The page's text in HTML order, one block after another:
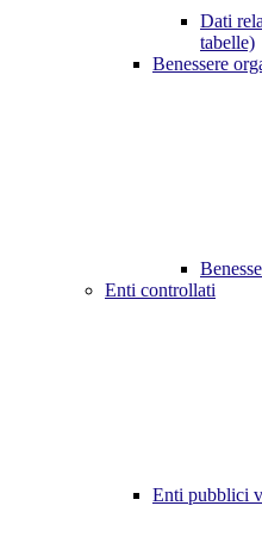
Dati
tabelle)
Benessere
Enti controllati
Enti pubblici